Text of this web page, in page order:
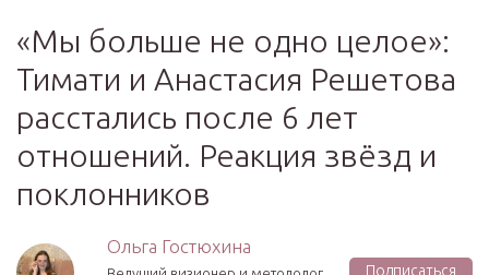
«Мы больше не одно целое»:
Тимати и Анастасия Решетова
расстались после 6 лет
отношений. Реакция звёзд и
поклонников
Ольга Гостюхина
Подписаться